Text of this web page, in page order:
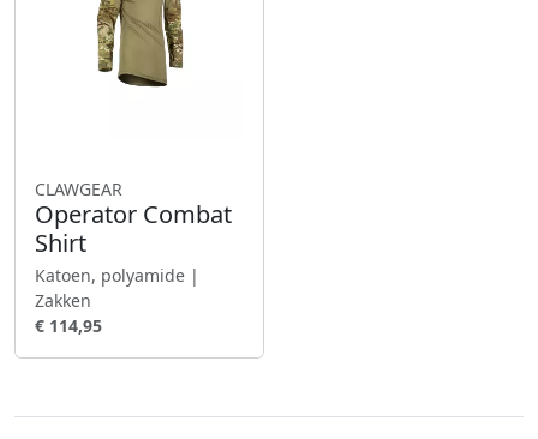
CLAWGEAR
Operator Combat
Shirt
Katoen, polyamide |
Zakken
€ 114,95